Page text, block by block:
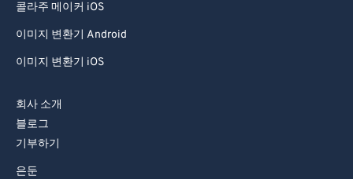
콜라주 메이커 iOS
이미지 변환기 Android
이미지 변환기 iOS
회사 소개
블로그
기부하기
은둔